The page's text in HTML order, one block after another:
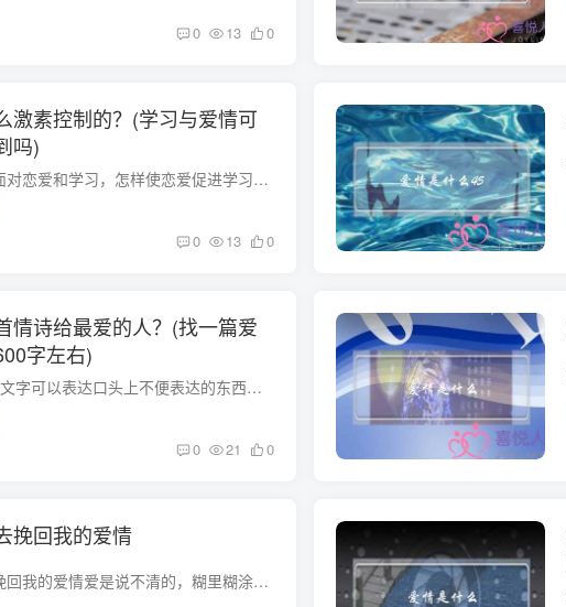
0 13 0
激素控制的？(学习与爱情可
吗)
大学里怎样面对恋爱和学习，怎样使恋爱促进学习？ 感不是你想避就能避，所谓说一切顺其自然。在大学谈恋爱你们等于踏进了半个社会父母也不会有很大的反对，可以互相鼓励，彼此可以约好一个目标...
0 13 0
情诗给最爱的人？(找一篇爱
字左右)
口述的情感..文字可以表达口头上不便表达的东西，这也算是一种寄托吧…找一篇爱情的作文600字左右爱情是什么，怎样去诠释呢？ 按现代科学的提法，人有生物电流，有磁场。生物电流能够互相感应，...
0 21 0
挽回我的爱情
我该如何去挽回我的爱情爱是说不清的，糊里糊涂的； 你会为他想，想他开心，想他也想你，想他在你想要他的时候能在你面前出现，想他给你想要的安慰，想他给你哭泣的场所。。 爱是关切、责任、尊...